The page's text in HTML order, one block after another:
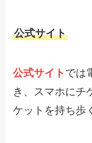
公式サイト
公式サイト では
き、スマホにチ
ケットを持ち歩